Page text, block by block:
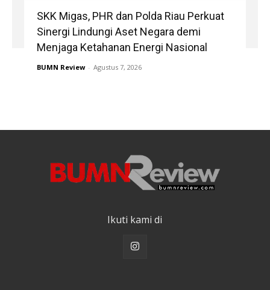
SKK Migas, PHR dan Polda Riau Perkuat
Sinergi Lindungi Aset Negara demi
Menjaga Ketahanan Energi Nasional
BUMN Review - Agustus 7, 2026
Ikuti kami di